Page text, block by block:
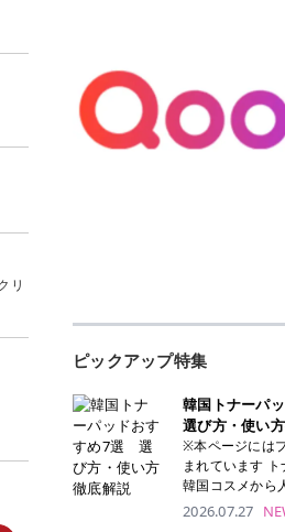
リ
ピックアップ特集
韓国トナーパ
選び方・使い
※本ページには
まれています トナーパッドとは？
韓国コスメから
ナーパッド」は
2026.07.27